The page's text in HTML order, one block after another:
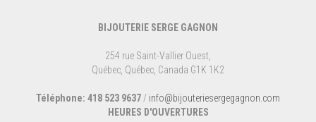
BIJOUTERIE SERGE GAGNON
254 rue Saint-Vallier Ouest,
Québec, Québec, Canada G1K 1K2
Téléphone: 418 523 9637 / info@bijouteriesergegagnon.com
HEURES D'OUVERTURES